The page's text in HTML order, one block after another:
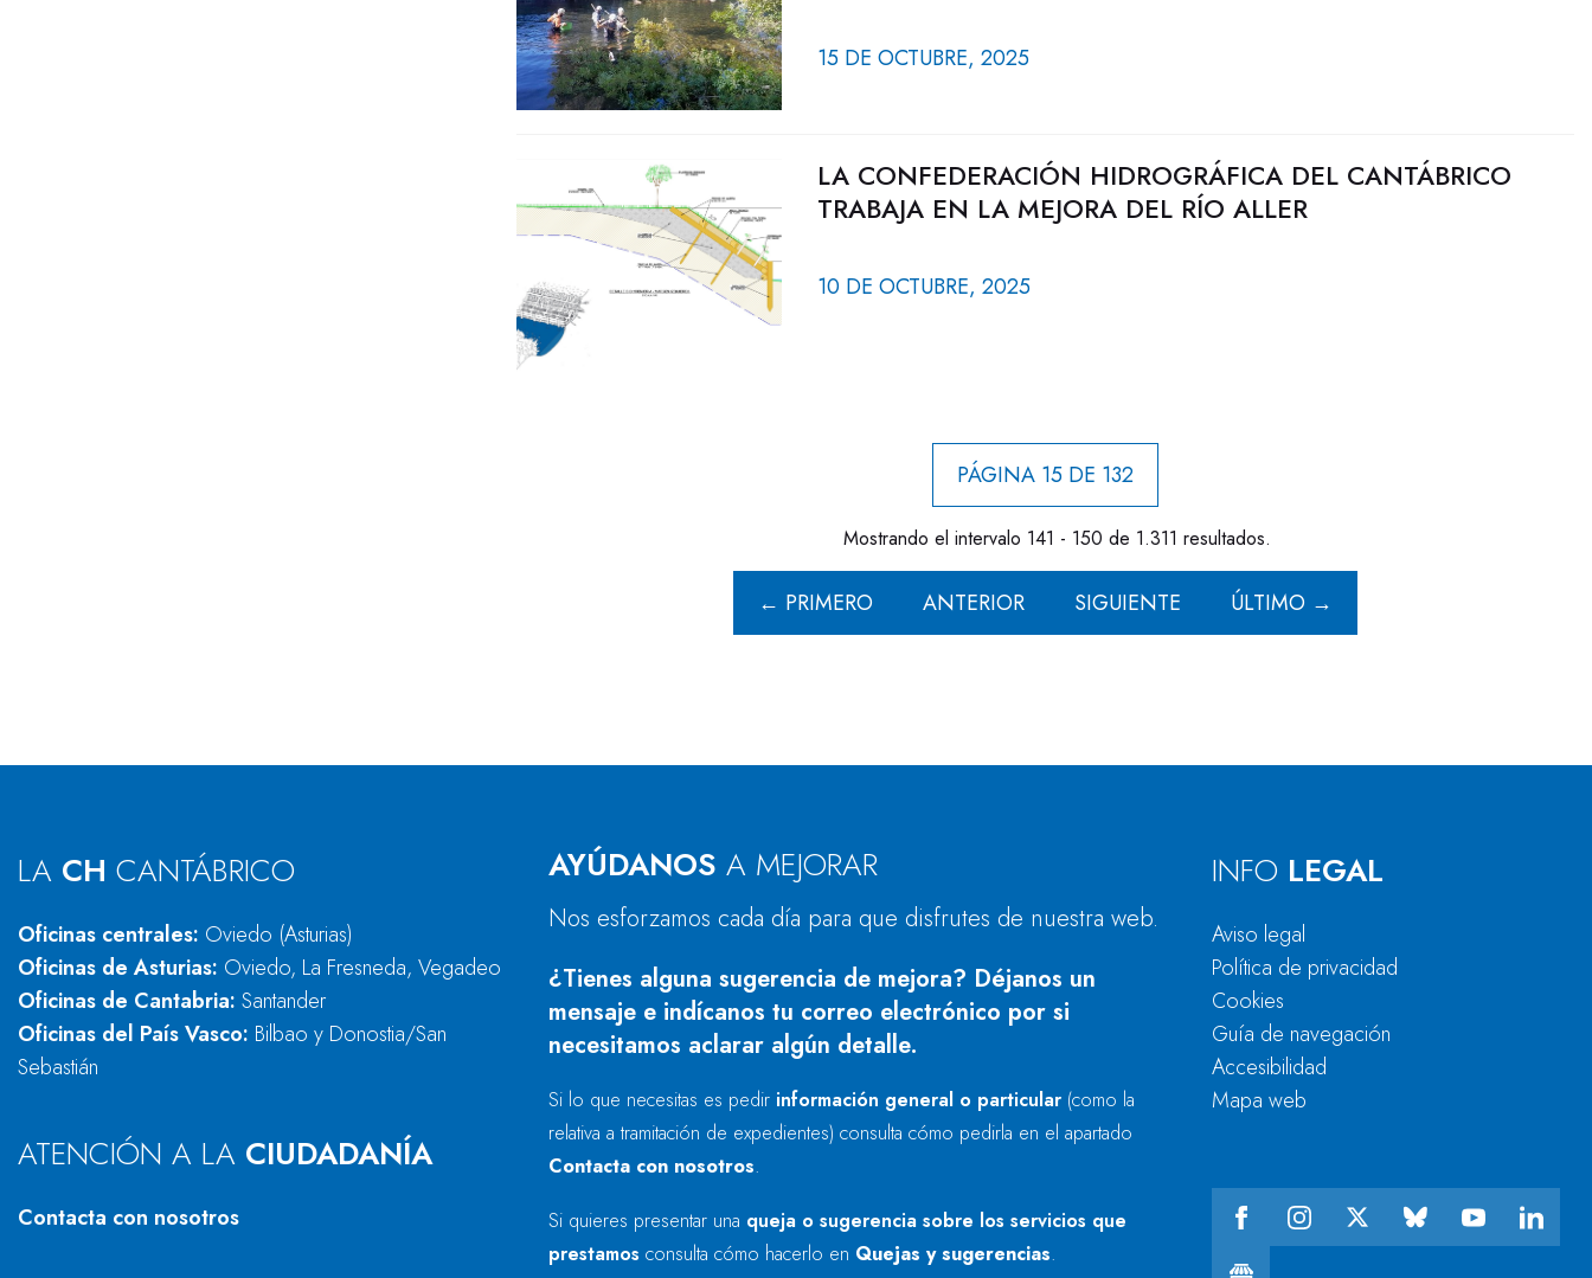
15 DE OCTUBRE, 2025
LA CONFEDERACIÓN HIDROGRÁFICA DEL CANTÁBRICO
TRABAJA EN LA MEJORA DEL RÍO ALLER
10 DE OCTUBRE, 2025
PÁGINA 15 DE 132
Mostrando el intervalo 141 - 150 de 1.311 resultados.
← PRIMERO ANTERIOR SIGUIENTE ÚLTIMO →
LA CH CANTÁBRICO
Oficinas centrales: Oviedo (Asturias)
Oficinas de Asturias: Oviedo, La Fresneda, Vegadeo
Oficinas de Cantabria: Santander
Oficinas del País Vasco: Bilbao y Donostia/San
Sebastián
ATENCIÓN A LA CIUDADANÍA
Contacta con nosotros
AYÚDANOS A MEJORAR
Nos esforzamos cada día para que disfrutes de nuestra web.
¿Tienes alguna sugerencia de mejora? Déjanos un
mensaje e indícanos tu correo electrónico por si
necesitamos aclarar algún detalle.
Si lo que necesitas es pedir información general o particular (como la
relativa a tramitación de expedientes) consulta cómo pedirla en el apartado
Contacta con nosotros.
Si quieres presentar una queja o sugerencia sobre los servicios que
prestamos consulta cómo hacerlo en Quejas y sugerencias.
INFO LEGAL
Aviso legal
Política de privacidad
Cookies
Guía de navegación
Accesibilidad
Mapa web